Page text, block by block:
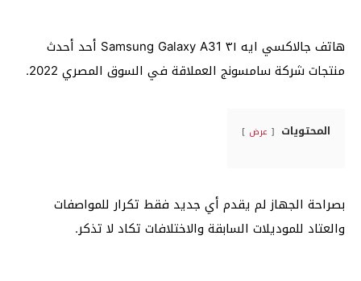
هاتف جالاكسي ايه ٣١ Samsung Galaxy A31 أحد أحدث
منتجات شركة سامسونج العملاقة في السوق المصري 2022.
المحتويات عرض
بصراحة الجهاز لم يقدم أي جديد فقط تكرار للمواصفات
والعتاد للموديلات السابقة والاختلافات تكاد لا تذكر.